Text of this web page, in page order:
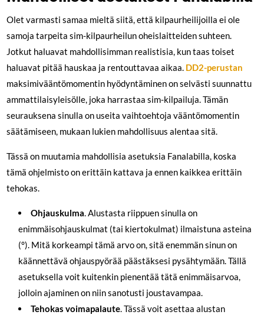
Olet varmasti samaa mieltä siitä, että kilpaurheilijoilla ei ole
samoja tarpeita sim-kilpaurheilun oheislaitteiden suhteen.
Jotkut haluavat mahdollisimman realistisia, kun taas toiset
haluavat pitää hauskaa ja rentouttavaa aikaa. DD2-perustan
maksimivääntömomentin hyödyntäminen on selvästi suunnattu
ammattilaisyleisölle, joka harrastaa sim-kilpailuja. Tämän
seurauksena sinulla on useita vaihtoehtoja vääntömomentin
säätämiseen, mukaan lukien mahdollisuus alentaa sitä.
Tässä on muutamia mahdollisia asetuksia Fanalabilla, koska
tämä ohjelmisto on erittäin kattava ja ennen kaikkea erittäin
tehokas.
Ohjauskulma. Alustasta riippuen sinulla on
enimmäisohjauskulmat (tai kiertokulmat) ilmaistuna asteina
(°). Mitä korkeampi tämä arvo on, sitä enemmän sinun on
käännettävä ohjauspyörää päästäksesi pysähtymään. Tällä
asetuksella voit kuitenkin pienentää tätä enimmäisarvoa,
jolloin ajaminen on niin sanotusti joustavampaa.
Tehokas voimapalaute. Tässä voit asettaa alustan